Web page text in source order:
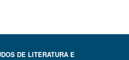
DE LITERATURA E